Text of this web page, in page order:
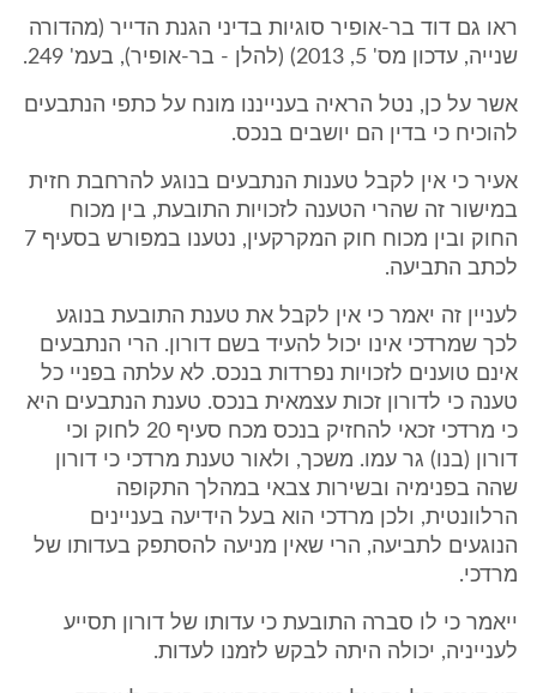
ראו גם דוד בר-אופיר סוגיות בדיני הגנת הדייר (מהדורה
שנייה, עדכון מס' 5, 2013) (להלן - בר-אופיר), בעמ' 249.
אשר על כן, נטל הראיה בענייננו מונח על כתפי הנתבעים
להוכיח כי בדין הם יושבים בנכס.
אעיר כי אין לקבל טענות הנתבעים בנוגע להרחבת חזית
במישור זה שהרי הטענה לזכויות התובעת, בין מכוח
החוק ובין מכוח חוק המקרקעין, נטענו במפורש בסעיף 7
לכתב התביעה.
לעניין זה יאמר כי אין לקבל את טענת התובעת בנוגע
לכך שמרדכי אינו יכול להעיד בשם דורון. הרי הנתבעים
אינם טוענים לזכויות נפרדות בנכס. לא עלתה בפניי כל
טענה כי לדורון זכות עצמאית בנכס. טענת הנתבעים היא
כי מרדכי זכאי להחזיק בנכס מכח סעיף 20 לחוק וכי
דורון (בנו) גר עמו. משכך, ולאור טענת מרדכי כי דורון
שהה בפנימיה ובשירות צבאי במהלך התקופה
הרלוונטית, ולכן מרדכי הוא בעל הידיעה בעניינים
הנוגעים לתביעה, הרי שאין מניעה להסתפק בעדותו של
מרדכי.
ייאמר כי לו סברה התובעת כי עדותו של דורון תסייע
לענייניה, יכולה היתה לבקש לזמנו לעדות.